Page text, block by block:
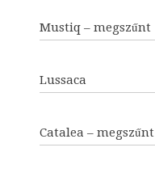
Mustiq – megszűnt
Lussaca
Catalea – megszűnt